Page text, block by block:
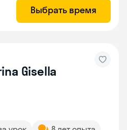
Выбрать время
Gisella